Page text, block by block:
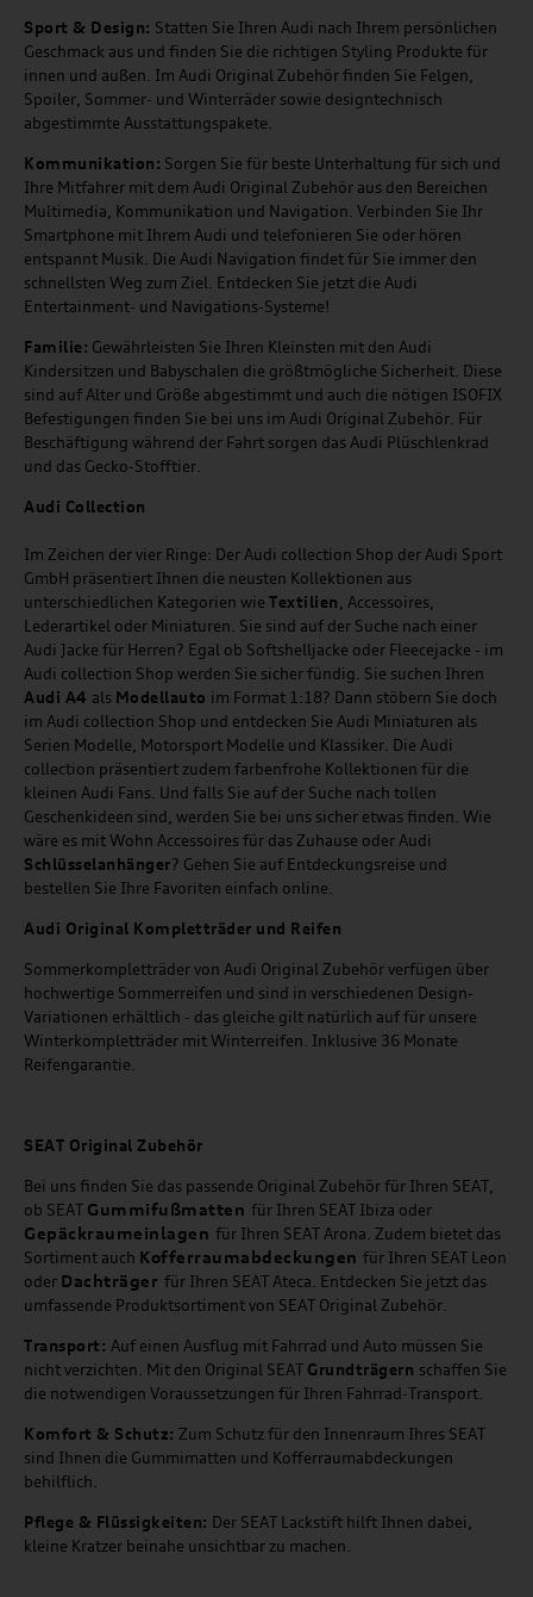
Sport & Design: Statten Sie Ihren Audi nach Ihrem persönlichen
Geschmack aus und finden Sie die richtigen Styling Produkte für
innen und außen. Im Audi Original Zubehör finden Sie Felgen,
Spoiler, Sommer- und Winterräder sowie designtechnisch
abgestimmte Ausstattungspakete.
Kommunikation: Sorgen Sie für beste Unterhaltung für sich und
Ihre Mitfahrer mit dem Audi Original Zubehör aus den Bereichen
Multimedia, Kommunikation und Navigation. Verbinden Sie Ihr
Smartphone mit Ihrem Audi und telefonieren Sie oder hören
entspannt Musik. Die Audi Navigation findet für Sie immer den
schnellsten Weg zum Ziel. Entdecken Sie jetzt die Audi
Entertainment- und Navigations-Systeme!
Familie: Gewährleisten Sie Ihren Kleinsten mit den Audi
Kindersitzen und Babyschalen die größtmögliche Sicherheit. Diese
sind auf Alter und Größe abgestimmt und auch die nötigen ISOFIX
Befestigungen finden Sie bei uns im Audi Original Zubehör. Für
Beschäftigung während der Fahrt sorgen das Audi Plüschlenkrad
und das Gecko-Stofftier.
Audi Collection
Im Zeichen der vier Ringe: Der Audi collection Shop der Audi Sport
GmbH präsentiert Ihnen die neusten Kollektionen aus
unterschiedlichen Kategorien wie Textilien , Accessoires,
Lederartikel oder Miniaturen. Sie sind auf der Suche nach einer
Audi Jacke für Herren? Egal ob Softshelljacke oder Fleecejacke - im
Audi collection Shop werden Sie sicher fündig. Sie suchen Ihren
Audi A4 als Modellauto im Format 1:18? Dann stöbern Sie doch
im Audi collection Shop und entdecken Sie Audi Miniaturen als
Serien Modelle, Motorsport Modelle und Klassiker. Die Audi
collection präsentiert zudem farbenfrohe Kollektionen für die
kleinen Audi Fans. Und falls Sie auf der Suche nach tollen
Geschenkideen sind, werden Sie bei uns sicher etwas finden. Wie
wäre es mit Wohn Accessoires für das Zuhause oder Audi
Schlüsselanhänger? Gehen Sie auf Entdeckungsreise und
bestellen Sie Ihre Favoriten einfach online.
Audi Original Kompletträder und Reifen
Sommerkompletträder von Audi Original Zubehör verfügen über
hochwertige Sommerreifen und sind in verschiedenen Design-
Variationen erhältlich - das gleiche gilt natürlich auf für unsere
Winterkompletträder mit Winterreifen. Inklusive 36 Monate
Reifengarantie.
SEAT Original Zubehör
Bei uns finden Sie das passende Original Zubehör für Ihren SEAT,
ob SEAT Gummifußmatten für Ihren SEAT Ibiza oder
Gepäckraumeinlagen für Ihren SEAT Arona. Zudem bietet das
Sortiment auch Kofferraumabdeckungen für Ihren SEAT Leon
oder Dachträger für Ihren SEAT Ateca. Entdecken Sie jetzt das
umfassende Produktsortiment von SEAT Original Zubehör.
Transport: Auf einen Ausflug mit Fahrrad und Auto müssen Sie
nicht verzichten. Mit den Original SEAT Grundträgern schaffen Sie
die notwendigen Voraussetzungen für Ihren Fahrrad-Transport.
Komfort & Schutz: Zum Schutz für den Innenraum Ihres SEAT
sind Ihnen die Gummimatten und Kofferraumabdeckungen
behilflich.
Pflege & Flüssigkeiten: Der SEAT Lackstift hilft Ihnen dabei,
kleine Kratzer beinahe unsichtbar zu machen.